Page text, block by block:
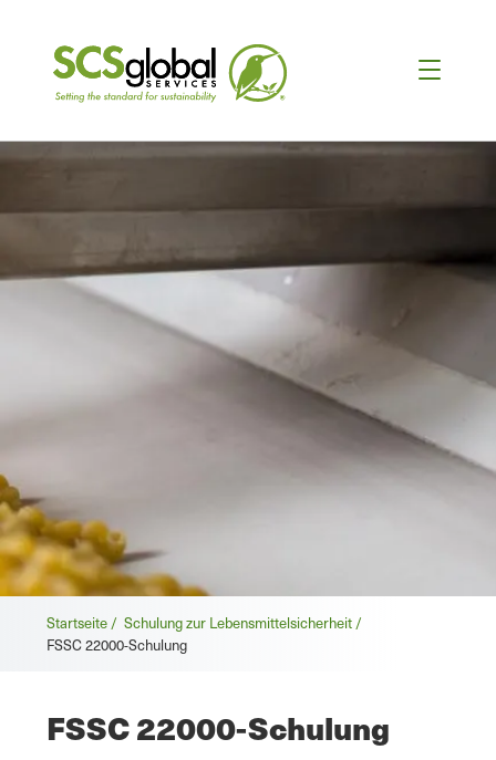
Brotkrümel
Startseite / Schulung zur Lebensmittelsicherheit /
FSSC 22000-Schulung
FSSC 22000-Schulung